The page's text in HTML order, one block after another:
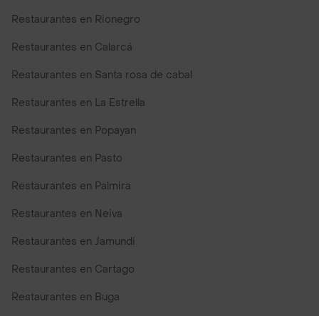
Restaurantes en Rionegro
Restaurantes en Calarcá
Restaurantes en Santa rosa de cabal
Restaurantes en La Estrella
Restaurantes en Popayan
Restaurantes en Pasto
Restaurantes en Palmira
Restaurantes en Neiva
Restaurantes en Jamundi
Restaurantes en Cartago
Restaurantes en Buga